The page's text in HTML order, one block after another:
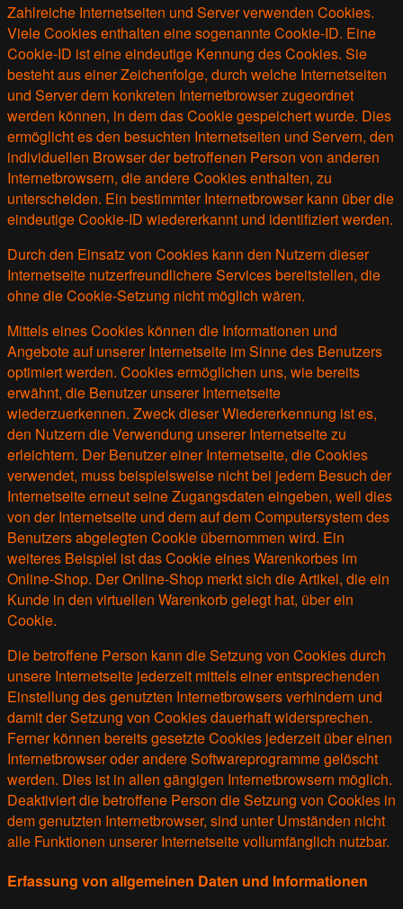
Zahlreiche Internetseiten und Server verwenden Cookies.
Viele Cookies enthalten eine sogenannte Cookie-ID. Eine
Cookie-ID ist eine eindeutige Kennung des Cookies. Sie
besteht aus einer Zeichenfolge, durch welche Internetseiten
und Server dem konkreten Internetbrowser zugeordnet
werden können, in dem das Cookie gespeichert wurde. Dies
ermöglicht es den besuchten Internetseiten und Servern, den
individuellen Browser der betroffenen Person von anderen
Internetbrowsern, die andere Cookies enthalten, zu
unterscheiden. Ein bestimmter Internetbrowser kann über die
eindeutige Cookie-ID wiedererkannt und identifiziert werden.
Durch den Einsatz von Cookies kann den Nutzern dieser
Internetseite nutzerfreundlichere Services bereitstellen, die
ohne die Cookie-Setzung nicht möglich wären.
Mittels eines Cookies können die Informationen und
Angebote auf unserer Internetseite im Sinne des Benutzers
optimiert werden. Cookies ermöglichen uns, wie bereits
erwähnt, die Benutzer unserer Internetseite
wiederzuerkennen. Zweck dieser Wiedererkennung ist es,
den Nutzern die Verwendung unserer Internetseite zu
erleichtern. Der Benutzer einer Internetseite, die Cookies
verwendet, muss beispielsweise nicht bei jedem Besuch der
Internetseite erneut seine Zugangsdaten eingeben, weil dies
von der Internetseite und dem auf dem Computersystem des
Benutzers abgelegten Cookie übernommen wird. Ein
weiteres Beispiel ist das Cookie eines Warenkorbes im
Online-Shop. Der Online-Shop merkt sich die Artikel, die ein
Kunde in den virtuellen Warenkorb gelegt hat, über ein
Cookie.
Die betroffene Person kann die Setzung von Cookies durch
unsere Internetseite jederzeit mittels einer entsprechenden
Einstellung des genutzten Internetbrowsers verhindern und
damit der Setzung von Cookies dauerhaft widersprechen.
Ferner können bereits gesetzte Cookies jederzeit über einen
Internetbrowser oder andere Softwareprogramme gelöscht
werden. Dies ist in allen gängigen Internetbrowsern möglich.
Deaktiviert die betroffene Person die Setzung von Cookies in
dem genutzten Internetbrowser, sind unter Umständen nicht
alle Funktionen unserer Internetseite vollumfänglich nutzbar.
Erfassung von allgemeinen Daten und Informationen